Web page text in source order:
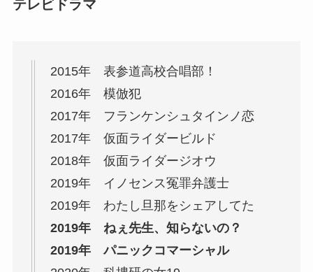
テレビドラマ
2015年 表参道高校合唱部！
2016年 模倣犯
2017年 フランケンシュタインノ恋
2017年 仮面ライダービルド
2018年 仮面ライダージオウ
2019年 イノセンス冤罪弁護士
2019年 わたし旦那をシェアしてた
2019年 ねぇ先生、知らないの？
2019年 パニックコマーシャル